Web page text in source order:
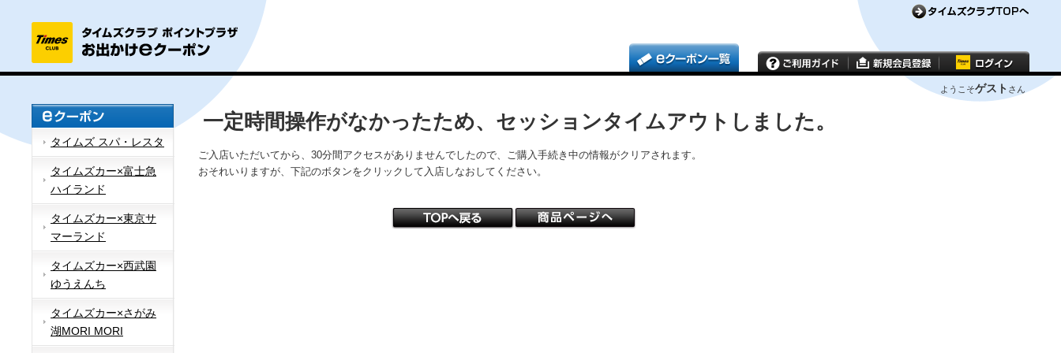
ようこそゲスト さん
タイムズ スパ・レスタ
タイムズカー×富士急
ハイランド
タイムズカー×東京サ
マーランド
タイムズカー×西武園
ゆうえんち
タイムズカー×さがみ
湖MORI MORI
一定時間操作がなかったため、セッションタイムアウトしました。
ご入店いただいてから、30分間アクセスがありませんでしたので、ご購入手続き中の情報がクリアされます。
おそれいりますが、下記のボタンをクリックして入店しなおしてください。